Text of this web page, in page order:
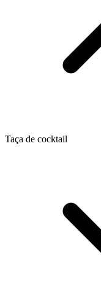
Taça de cocktail